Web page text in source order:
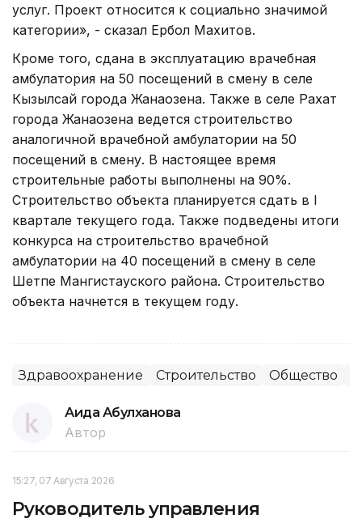
услуг. Проект относится к социально значимой
категории», - сказал Ербол Махитов.
Кроме того, сдана в эксплуатацию врачебная
амбулатория на 50 посещений в смену в селе
Кызылсай города Жанаозена. Также в селе Рахат
города Жанаозена ведется строительство
аналогичной врачебной амбулатории на 50
посещений в смену. В настоящее время
строительные работы выполнены на 90%.
Строительство объекта планируется сдать в I
квартале текущего года. Также подведены итоги
конкурса на строительство врачебной
амбулатории на 40 посещений в смену в селе
Шетпе Мангистауского района. Строительство
объекта начнется в текущем году.
Здравоохранение Строительство Общество
Аида Абулханова
Автор
15:27, 07 Августа 2026
Руководитель управления